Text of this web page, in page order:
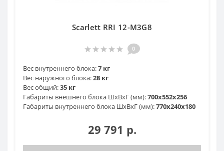
Scarlett RRI 12-M3G8
0
Вес внутреннего блока:7 кг
Вес наружного блока:28 кг
Вес общий:35 кг
Габариты внешнего блока ШхВхГ (мм):700x552x256
Габариты внутреннего блока ШхВхГ (мм):770x240x180
29 791 р.